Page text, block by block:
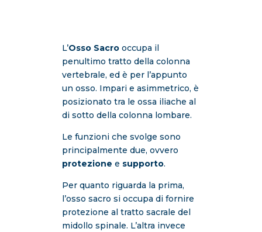
L’Osso Sacrooccupa il
penultimo tratto della colonna
vertebrale, ed è per l’appunto
un osso. Impari e asimmetrico, è
posizionato tra le ossa iliache al
di sotto della colonna lombare.
Le funzioni che svolge sono
principalmente due, ovvero
protezione e supporto.
Per quanto riguarda la prima,
l’osso sacro si occupa di fornire
protezione al tratto sacrale del
midollo spinale. L’altra invece